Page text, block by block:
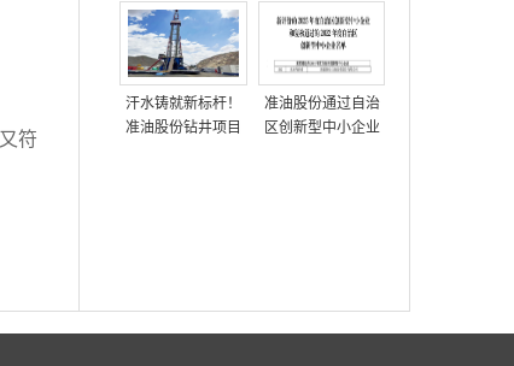
符
案
汗水铸就新标杆！
准油股份钻井项目
准油股份通过自治
区创新型中小企业